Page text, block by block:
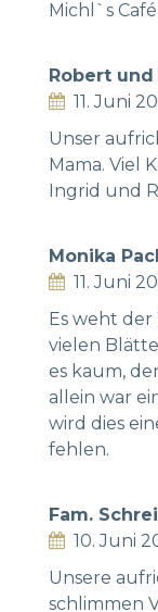
Michl`s
Robert
11. Juni
Unser
Mama. Viel
Ingrid und
Monika
11. Juni
Es weht
vielen
es kaum,
allein war
wird dies
fehlen.
Fam.
10. Juni
Unsere
schlimmen